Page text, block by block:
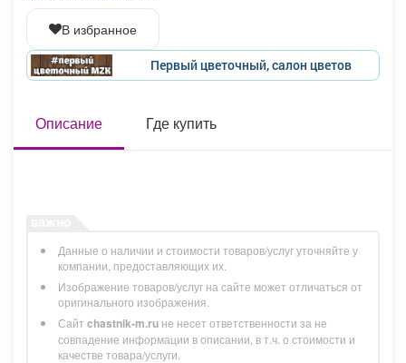
Товары Поздравления Погода
В избранное
Первый цветочный, салон цветов
Описание Где купить
Данные о наличии и стоимости товаров/услуг уточняйте у
компании, предоставляющих их.
Изображение товаров/услуг на сайте может отличаться от
оригинального изображения.
Сайт chastnik-m.ru не несет ответственности за не
совпадение информации в описании, в т.ч. о стоимости и
качестве товара/услуги.